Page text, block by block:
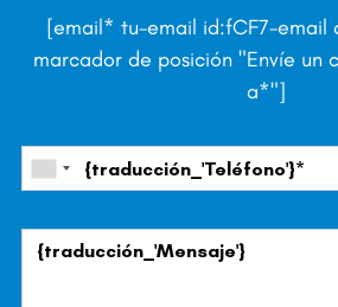
[email* tu-email id:fCF7-email
marcador de posición "Envíe un
a*"]